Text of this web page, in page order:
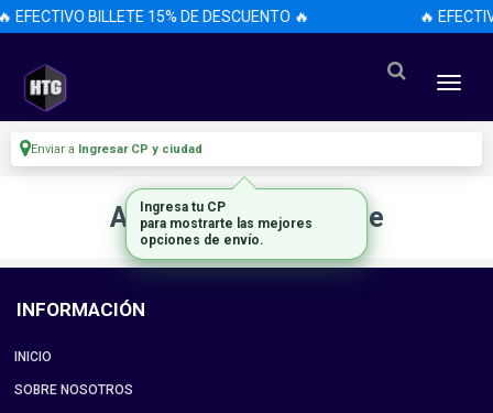
EFECTIVO BILLETE 15% DE DESCUENTO 🔥 🔥
Enviar a Ingresar CP y ciudad
Artículo no disponible
INFORMACIÓN
INICIO
SOBRE NOSOTROS
Ingresa tu CP
para mostrarte las mejores
opciones de envío.